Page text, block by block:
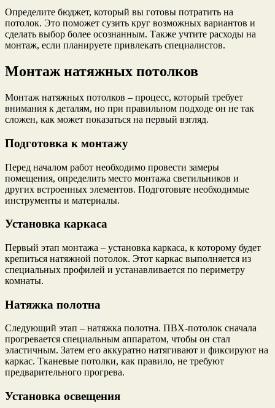
Определите бюджет, который вы готовы потратить на
потолок. Это поможет сузить круг возможных вариантов и
сделать выбор более осознанным. Также учтите расходы на
монтаж, если планируете привлекать специалистов.
Монтаж натяжных потолков
Монтаж натяжных потолков – процесс, который требует
внимания к деталям, но при правильном подходе он не так
сложен, как может показаться на первый взгляд.
Подготовка к монтажу
Перед началом работ необходимо провести замеры
помещения, определить место монтажа светильников и
других встроенных элементов. Подготовьте необходимые
инструменты и материалы.
Установка каркаса
Первый этап монтажа – установка каркаса, к которому будет
крепиться натяжной потолок. Этот каркас выполняется из
специальных профилей и устанавливается по периметру
комнаты.
Натяжка полотна
Следующий этап – натяжка полотна. ПВХ-потолок сначала
прогревается специальным аппаратом, чтобы он стал
эластичным. Затем его аккуратно натягивают и фиксируют на
каркас. Тканевые потолки, как правило, не требуют
предварительного прогрева.
Установка освещения